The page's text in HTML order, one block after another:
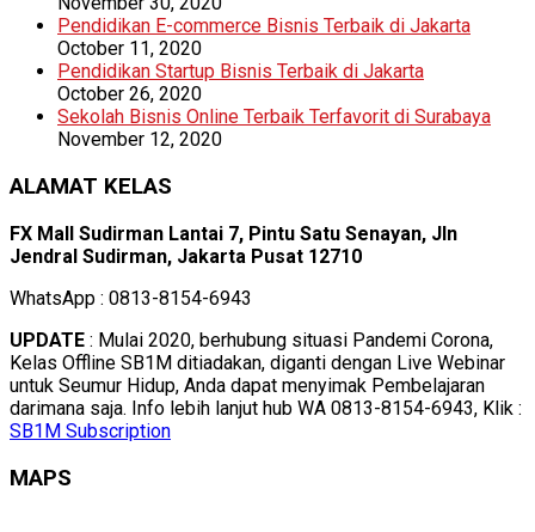
Pendidikan E-commerce Bisnis Terbaik di Jakarta
October 11, 2020
Pendidikan Startup Bisnis Terbaik di Jakarta
October 26, 2020
Sekolah Bisnis Online Terbaik Terfavorit di Surabaya
November 12, 2020
ALAMAT KELAS
FX Mall Sudirman Lantai 7, Pintu Satu Senayan, Jln
Jendral Sudirman, Jakarta Pusat 12710
WhatsApp : 0813-8154-6943
UPDATE : Mulai 2020, berhubung situasi Pandemi Corona,
Kelas Offline SB1M ditiadakan, diganti dengan Live Webinar
untuk Seumur Hidup, Anda dapat menyimak Pembelajaran
darimana saja. Info lebih lanjut hub WA 0813-8154-6943, Klik :
SB1M Subscription
MAPS